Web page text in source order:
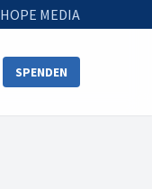
HOPE MEDIA
SPENDEN